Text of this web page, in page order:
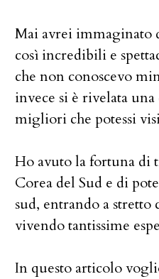
Mai avrei immaginato
così incredibili e
che non conoscevo
invece si è rivelata
migliori che potessi
Ho avuto la fortuna di
Corea del Sud e di
sud, entrando a stretto
vivendo tantissime
In questo articolo